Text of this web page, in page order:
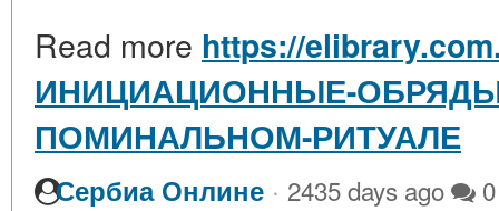
Read more https://
ИНИЦИАЦИОННЫЕ-
ПОМИНАЛЬНОМ-РИТУАЛЕ
Сербиа Онлине · 2435 days ago 0